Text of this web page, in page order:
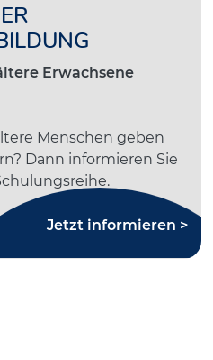
Erwachsene
Menschen geben
Dann informieren Sie
Jetzt informieren >